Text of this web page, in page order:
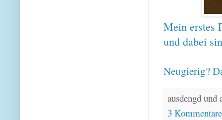
Mein erstes
und dabei
Neugierig?
ausdengd
3